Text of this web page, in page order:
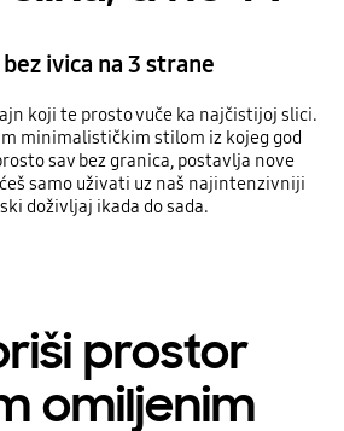
ivica na 3 strane
koji te prosto vuče ka najčistijoj slici.
minimalističkim stilom iz kojeg god
sav bez granica, postavlja nove
samo uživati uz naš najintenzivniji
doživljaj ikada do sada.
prostor
omiljenim